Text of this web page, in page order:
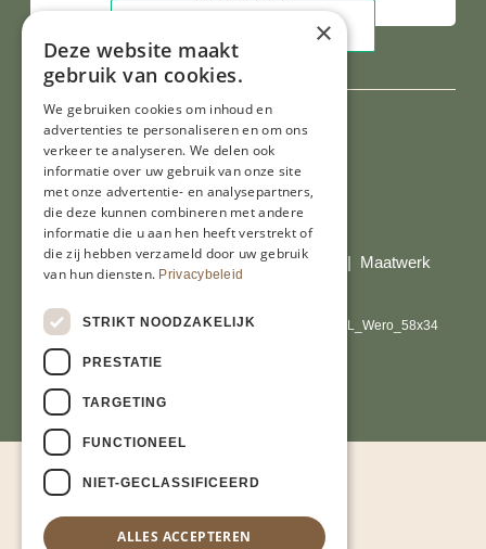
Al onze prijzen zijn incl. BTW
© Copyright 2026 Limburgs Bakwinkeltje | Maatwerk
website webmix
×
Deze website maakt
gebruik van cookies.
We gebruiken cookies om inhoud en
advertenties te personaliseren en om ons
verkeer te analyseren. We delen ook
informatie over uw gebruik van onze site
met onze advertentie- en analysepartners,
die deze kunnen combineren met andere
informatie die u aan hen heeft verstrekt of
die zij hebben verzameld door uw gebruik
van hun diensten. Privacybeleid
STRIKT NOODZAKELIJK
PRESTATIE
TARGETING
FUNCTIONEEL
NIET-GECLASSIFICEERD
ALLES ACCEPTEREN